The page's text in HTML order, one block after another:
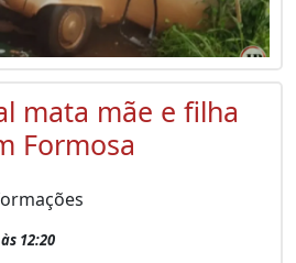
mata mãe e filha
Formosa
12:20